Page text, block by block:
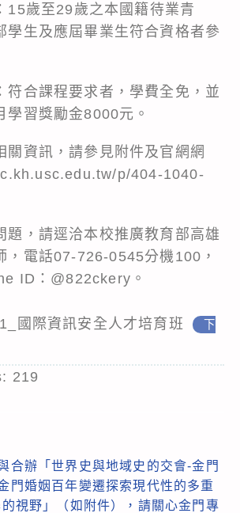
15歲至29歲之本國籍待業青
學生及應屆畢業生符合資格者參
符合課程要求者，學費全免，並
學習獎勵金8000元。
關資訊，請參見附件及官網網
p/404-1040-
題，請逕洽本校推廣教育部高雄
，電話07-726-0545分機100，
ID：@822ckery。
國際資訊安全人才培育班
下
219
合辦「世界史與地域史的交會-金門
門婚姻百年變遷探索現代性的多重
視野」（如附件），請關心金門專